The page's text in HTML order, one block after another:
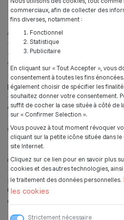
commerciaux, afin de collecter des
fins diverses, notamment :
Fonctionnel
Statistique
Publicitaire
En cliquant sur « Tout Accepter », vous
consentement à toutes les fins
également choisir de spécifier les
souhaitez donner votre consentement.
suffit de cocher la case située à côté de
sur « Confirmer Selection ».
Vous pouvez à tout moment révoquer
cliquant sur la petite icône située dans
site Internet.
Cliquez sur ce lien pour en savoir plus
cookies et des autres technologies,
le traitement des données personnelles.
les cookies
Strictement nécessaire
02200 Villeneuve Saint-
Pièces à joindre à l'envoi de la
- Une photocopie recto-verso de
- Une photocopie de
formation, si tu ne règles pas la
- Le règlement* du stage,
prise en charge de ta formation,
- Le règlement de l'adhésion
convient d'ajouter au règlement
* Possibilité de règlement du
chèques maximum.
AVERTISSEMENT
Si tu t'es rendu sur le site
pré-inscription, nous
03.23.76.28.46 pour finaliser
de formation de ton choix.